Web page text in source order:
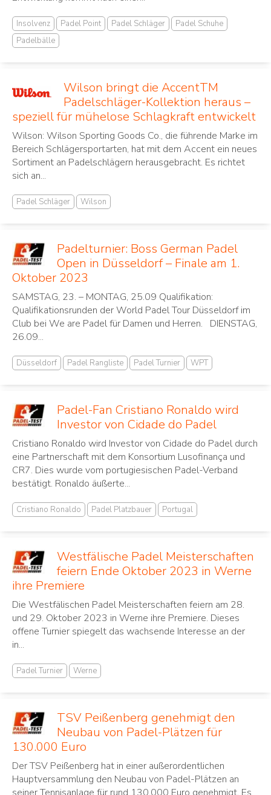
Insolvenz Padel Point Padel Schläger
Padel Schuhe
Padelbälle
Wilson bringt die AccentTM
Padelschläger-Kollektion heraus –
speziell für mühelose Schlagkraft entwickelt
Wilson: Wilson Sporting Goods Co., die führende Marke im
Bereich Schlägersportarten, hat mit dem Accent ein neues
Sortiment an Padelschlägern herausgebracht. Es richtet
sich an...
Padel Schläger Wilson
Padelturnier: Boss German Padel
Open in Düsseldorf – Finale am 1.
Oktober 2023
SAMSTAG, 23. – MONTAG, 25.09 Qualifikation:
Qualifikationsrunden der World Padel Tour Düsseldorf im
Club bei We are Padel für Damen und Herren. DIENSTAG,
26.09...
Düsseldorf Padel Rangliste Padel Turnier WPT
Padel-Fan Cristiano Ronaldo wird
Investor von Cidade do Padel
Cristiano Ronaldo wird Investor von Cidade do Padel durch
eine Partnerschaft mit dem Konsortium Lusofinança und
CR7. Dies wurde vom portugiesischen Padel-Verband
bestätigt. Ronaldo äußerte...
Cristiano Ronaldo Padel Platzbauer Portugal
Westfälische Padel Meisterschaften
feiern Ende Oktober 2023 in Werne
ihre Premiere
Die Westfälischen Padel Meisterschaften feiern am 28.
und 29. Oktober 2023 in Werne ihre Premiere. Dieses
offene Turnier spiegelt das wachsende Interesse an der
in...
Padel Turnier Werne
TSV Peißenberg genehmigt den
Neubau von Padel-Plätzen für
130.000 Euro
Der TSV Peißenberg hat in einer außerordentlichen
Hauptversammlung den Neubau von Padel-Plätzen an